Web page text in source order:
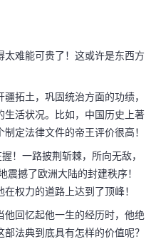
难能可贵了！这或许是东西方
拓土，巩固统治方面的功绩，
活状况。比如，中国历史上著
定法律文件的帝王评价很高！
！一路披荆斩棘，所向无敌，
撼了欧洲大陆的封建秩序！
权力的道路上达到了顶峰！
回忆起他一生的经历时，他绝
法典到底具有怎样的价值呢？